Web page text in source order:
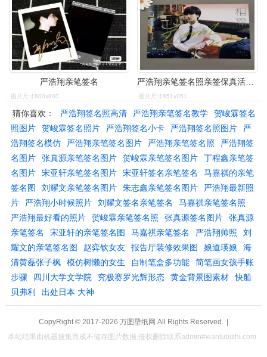
严浩翔亲笔签名
图片尺寸800x800 图片尺寸951x951
猜你喜欢： 严浩翔签名照高清 严浩翔亲笔签名教学
贺峻霖签名
照图片
贺峻霖签名照片 严浩翔签名小卡 严浩翔签名照图片
严
浩翔签名模仿
严浩翔亲笔签名图片 严浩翔亲笔签名照
严浩翔签
名图片
张真源亲笔签名图片 贺峻霖亲笔签名图片
丁程鑫亲笔签
名图片
宋亚轩亲笔签名图片 宋亚轩签名亲笔签名
马嘉祺的亲笔
签名图
刘耀文亲笔签名图片 朱志鑫亲笔签名图片
严浩翔最新照
片
严浩翔小时候照片 刘耀文签名亲笔签名
马嘉祺亲笔签名照
严浩翔最好看的照片
贺峻霖亲笔签名照 张真源签名图片
张真源
亲笔签名
宋亚轩的亲笔签名图 马嘉祺亲笔签名 严浩翔帅照
刘
耀文的亲笔签名图
赵弈钦女友 报告厅装修效果图 娘道瑛娘
海
清黄磊张子枫
模仿树懒的女生 自制笔盒多功能
简笔画女孩手账
步骤
四川大学文学院 究极赛罗光辉形态 黄金背景图素材
快船
贝弗利
出处日本 大神
CopyRight © 2017-2026 万图壁纸网 All Rights Reserved.
|
本站结果由机器搜集而成不储存图片数据,侵权删除联系admin#wantubizhi.com